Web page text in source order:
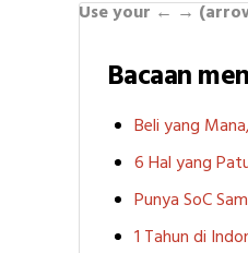
Use your ← →
Bacaan
Beli yang
6 Hal yang
Punya SoC
1 Tahun di